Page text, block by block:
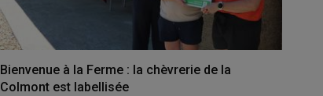
Bienvenue à la Ferme : la chèvrerie de la
Colmont est labellisée